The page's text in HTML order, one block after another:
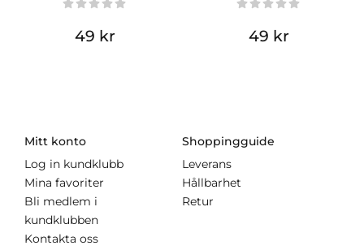
49 kr 49 kr
Mitt konto
Log in kundklubb
Mina favoriter
Bli medlem i
kundklubben
Kontakta oss
Shoppingguide
Leverans
Hållbarhet
Retur